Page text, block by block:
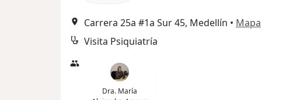
Carrera 25a #1a Sur 45, Medellín • Mapa
Visita Psiquiatría
Dra. María